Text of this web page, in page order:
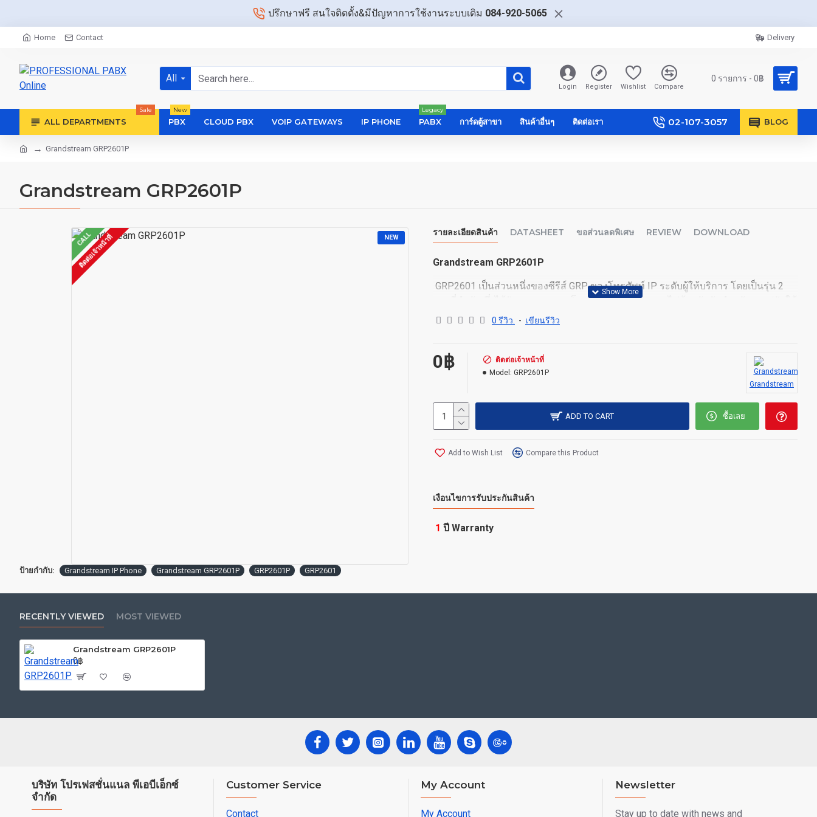
ปรึกษาฟรี สนใจติดตั้ง&มีปัญหาการใช้งานระบบเดิม 084-920-5065
Home Contact Delivery
All
Login Register Wishlist Compare
0 รายการ - 0฿
ALL DEPARTMENTS
Sale
PBX
New
CLOUD PBX VOIP GATEWAYS IP PHONE PABX
Legacy
การ์ดตู้สาขา สินค้าอื่นๆ ติดต่อเรา 02-107-3057 BLOG
Grandstream GRP2601P
Grandstream GRP2601P
NEW
CALL
ติดต่อเจ้าหน้าที่
รายละเอียดสินค้า DATASHEET ขอส่วนลดพิเศษ REVIEW DOWNLOAD
Grandstream GRP2601P
GRP2601 เป็นส่วนหนึ่งของซีรีส์ GRP ของโทรศัพท์ IP ระดับผู้ให้บริการ โดยเป็นรุ่น 2
สายที่สำคัญซึ่งได้รับการออกแบบโดยมีการจัดเตรียมแบบไม่ต้องสัมผัสสำหรับการปรับใช้
จำนวนมากและการจัดการที่ง่ายดาย มีการออกแบบที่โฉบเฉี่ยวและชุดคุณสมบัติรุ่นใหม่
GRP มีฟีเจอร์ความปลอดภัยระดับผู้ให้บริการเพื่อให้การรักษาความปลอดภัยระดับ
องค์กร รวมถึงการบูตที่ปลอดภัย อิมเมจเฟิร์มแวร์คู่ และการจัดเก็บข้อมูลที่เข้ารหัส
สำหรับการจัดเตรียมระบบคลาวด์และการจัดการแบบรวมศูนย์ GRP2601 ได้รับการ
สนับสนุนโดยระบบการจัดการอุปกรณ์ (GDMS) ของ Grandstream ซึ่งมีอินเทอร์เฟซแบบ
รวมศูนย์เพื่อกำหนดค่า จัดเตรียม จัดการ และตรวจสอบการปรับใช้ปลายทางของ
Grandstream
Features
5-way audio conferencing for easy conference calls
Electronic Hook Switch (EHS) support for Plantronics, Jabra, and Sennheiser
0 รีวิว. - เขียนรีวิว
0฿
ติดต่อเจ้าหน้าที่
Model: GRP2601P
Grandstream
ADD TO CART ซื้อเลย
Add to Wish List Compare this Product
เงื่อนไขการรับประกันสินค้า
1 ปี Warranty
ป้ายกำกับ: Grandstream IP Phone Grandstream GRP2601P GRP2601P GRP2601
RECENTLY VIEWED MOST VIEWED
Grandstream GRP2601P
0฿
บริษัท โปรเฟสชั่นแนล พีเอบีเอ็กซ์
จำกัด
Customer Service
Contact
My Account
My Account
Newsletter
Stay up to date with news and